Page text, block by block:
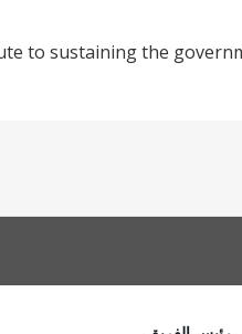
to sustaining the